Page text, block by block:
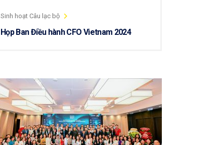
Sinh hoạt Câu lạc bộ
Họp Ban Điều hành CFO Vietnam 2024